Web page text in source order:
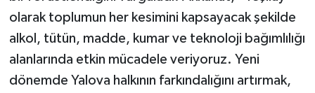
olarak toplumun her kesimini kapsayacak şekilde
alkol, tütün, madde, kumar ve teknoloji bağımlılığı
alanlarında etkin mücadele veriyoruz. Yeni
dönemde Yalova halkının farkındalığını artırmak,